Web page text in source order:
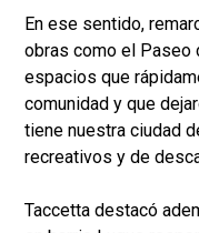
En ese sentido,
obras como el Paseo
espacios que
comunidad y que
tiene nuestra ciudad
recreativos y de
Taccetta destacó